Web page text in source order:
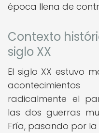
época llena de
Contexto
siglo XX
El siglo XX estuvo
radicalmente el
las dos guerras
Fría, pasando por la